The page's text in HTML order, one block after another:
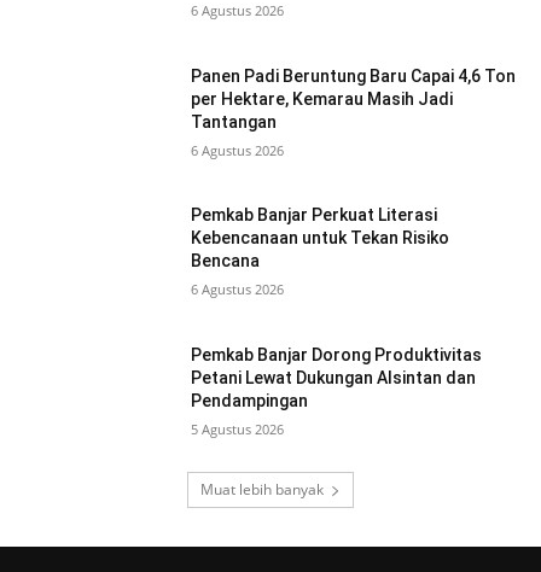
6 Agustus 2026
Panen Padi Beruntung Baru Capai 4,6 Ton
per Hektare, Kemarau Masih Jadi
Tantangan
6 Agustus 2026
Pemkab Banjar Perkuat Literasi
Kebencanaan untuk Tekan Risiko
Bencana
6 Agustus 2026
Pemkab Banjar Dorong Produktivitas
Petani Lewat Dukungan Alsintan dan
Pendampingan
5 Agustus 2026
Muat lebih banyak